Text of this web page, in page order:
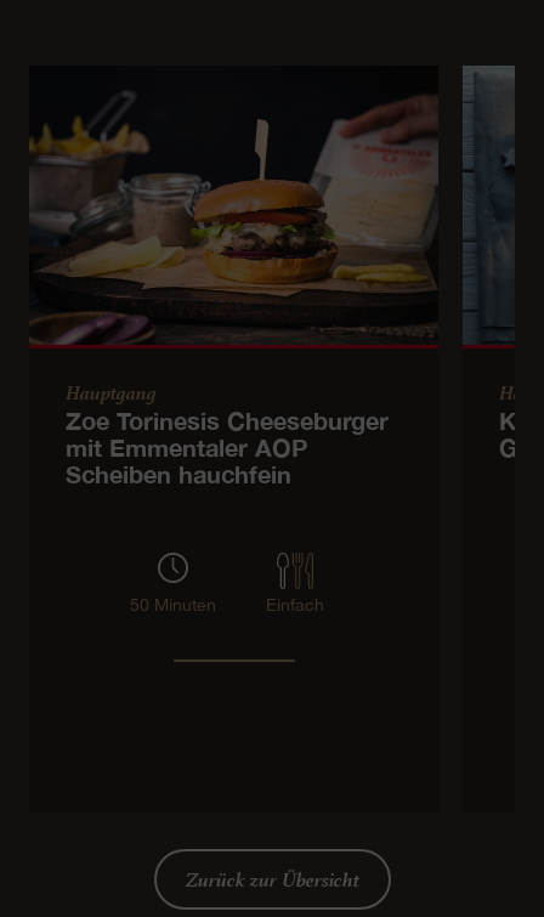
Hauptgang
Zoe Torinesis Cheeseburger
mit Emmentaler AOP
Scheiben hauchfein
50 Minuten Einfach
Zurück zur Übersicht